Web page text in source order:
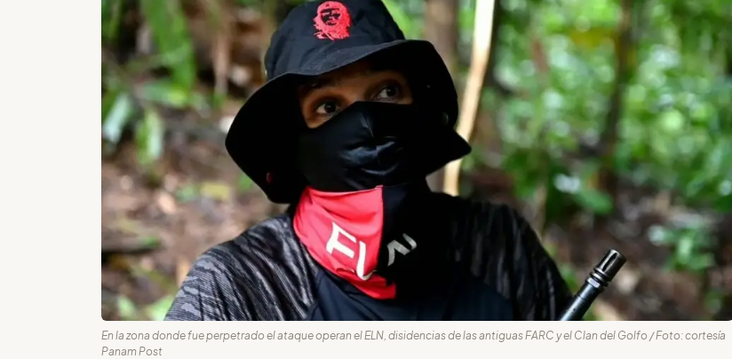
En la zona donde fue perpetrado el ataque operan el ELN, disidencias de las antiguas FARC y el Clan del Golfo / Foto: cortesía
Panam Post